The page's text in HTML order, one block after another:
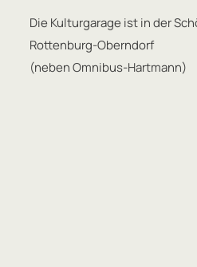
Die Kulturgarage ist in der
Rottenburg-Oberndorf
(neben Omnibus-Hartmann)